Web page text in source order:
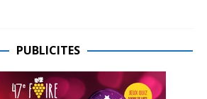
PUBLICITES